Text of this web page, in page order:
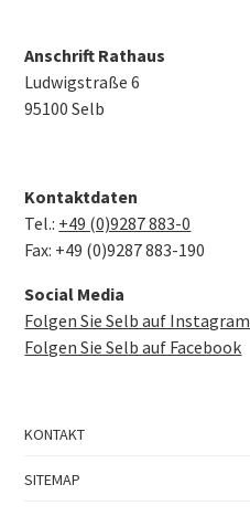
Anschrift Rathaus
Ludwigstraße 6
95100 Selb
Kontaktdaten
Tel.: +49 (0)9287 883-0
Fax: +49 (0)9287 883-190
Social Media
Folgen Sie Selb auf Instagram
Folgen Sie Selb auf Facebook
KONTAKT
SITEMAP